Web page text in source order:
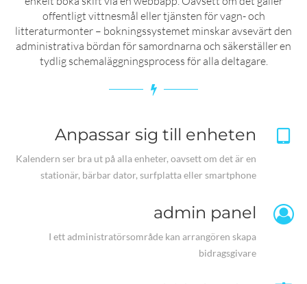
offentligt vittnesmål eller tjänsten för vagn- och
litteraturmonter – bokningssystemet minskar avsevärt den
administrativa bördan för samordnarna och säkerställer en
tydlig schemaläggningsprocess för alla deltagare.
Anpassar sig till enheten
Kalendern ser bra ut på alla enheter, oavsett om det är en
stationär, bärbar dator, surfplatta eller smartphone
admin panel
I ett administratörsområde kan arrangören skapa
bidragsgivare